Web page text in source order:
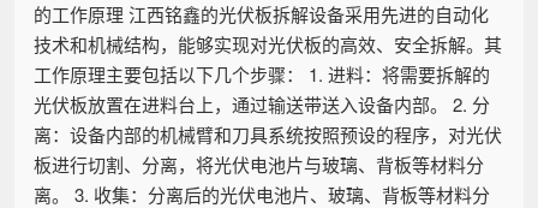
的工作原理 江西铭鑫的光伏板拆解设备采用先进的自动化
技术和机械结构，能够实现对光伏板的高效、安全拆解。其
工作原理主要包括以下几个步骤： 1. 进料：将需要拆解的
光伏板放置在进料台上，通过输送带送入设备内部。 2. 分
离：设备内部的机械臂和刀具系统按照预设的程序，对光伏
板进行切割、分离，将光伏电池片与玻璃、背板等材料分
离。 3. 收集：分离后的光伏电池片、玻璃、背板等材料分